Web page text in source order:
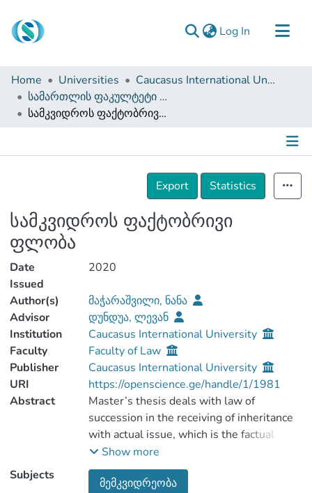
Log In (current)
Communities & Collections
Browse
Documentation
Home Universities
Caucasus International University
სამართლის ფაკულტეტი (დისერტაციები, სამაგისტრო ნაშრომები)
სამკვიდროს ფაქტობრივი ფლობა
Details
Export
Statistics
სამკვიდროს ფაქტობრივი
ფლობა
Date
Issued
2020
Author(s)
მაჭარაშვილი, ნანა
Advisor
დუნდუა, ლევან
Institution
Caucasus International University
Faculty
Faculty of Law
Publisher
Caucasus International University
URI
https://openscience.ge/handle/1/1981
Abstract
Master’s thesis deals with law of
succession in the receiving of inheritance
with actual issue, which is the factual
acquairing of inheritance. The work clearly
discusses all the difficulties and problems
faced by the heir, in case six month notary
Show more
Subjects
მემკვიდრეობა